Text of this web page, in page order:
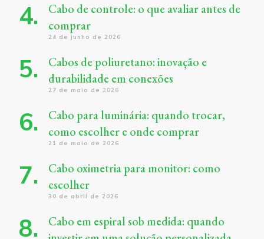
Cabo de controle: o que avaliar antes de
comprar
24 de junho de 2026
Cabos de poliuretano: inovação e
durabilidade em conexões
27 de maio de 2026
Cabo para luminária: quando trocar,
como escolher e onde comprar
21 de maio de 2026
Cabo oximetria para monitor: como
escolher
30 de abril de 2026
Cabo em espiral sob medida: quando